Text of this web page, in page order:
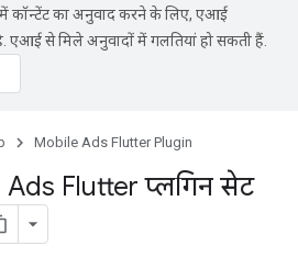
कॉन्टेंट का अनुवाद करने के लिए, एआई
एआई से मिले अनुवादों में गलतियां हो सकती हैं.
Mobile Ads Flutter Plugin
Flutter प्लगिन सेट